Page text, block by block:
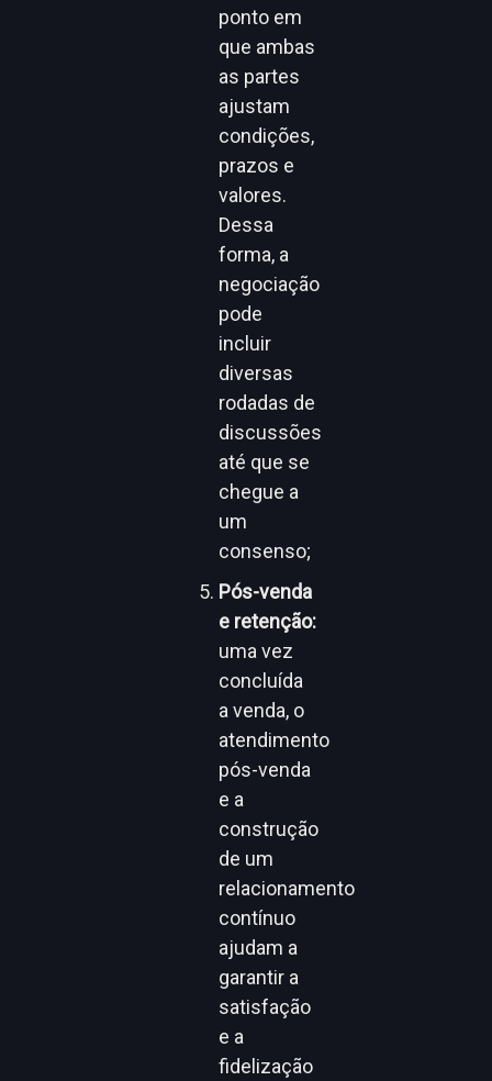
ponto em
que ambas
as partes
ajustam
condições,
prazos e
valores.
Dessa
forma, a
negociação
pode
incluir
diversas
rodadas de
discussões
até que se
chegue a
um
consenso;
Pós-venda
e retenção:
uma vez
concluída
a venda, o
atendimento
pós-venda
e a
construção
de um
relacionamento
contínuo
ajudam a
garantir a
satisfação
e a
fidelização